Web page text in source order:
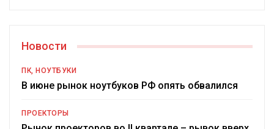
Новости
ПК, НОУТБУКИ
В июне рынок ноутбуков РФ опять обвалился
ПРОЕКТОРЫ